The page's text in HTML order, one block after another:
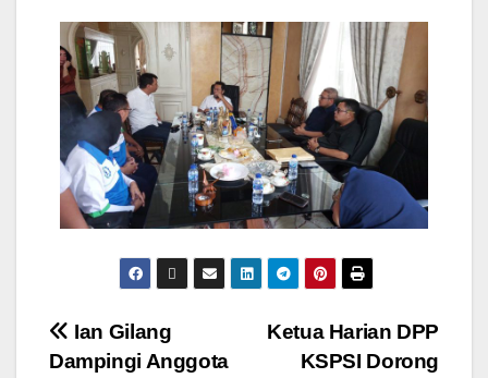
Ketua Harian DPP
KSPSI Dorong
Ian Gilang
Dampingi Anggota